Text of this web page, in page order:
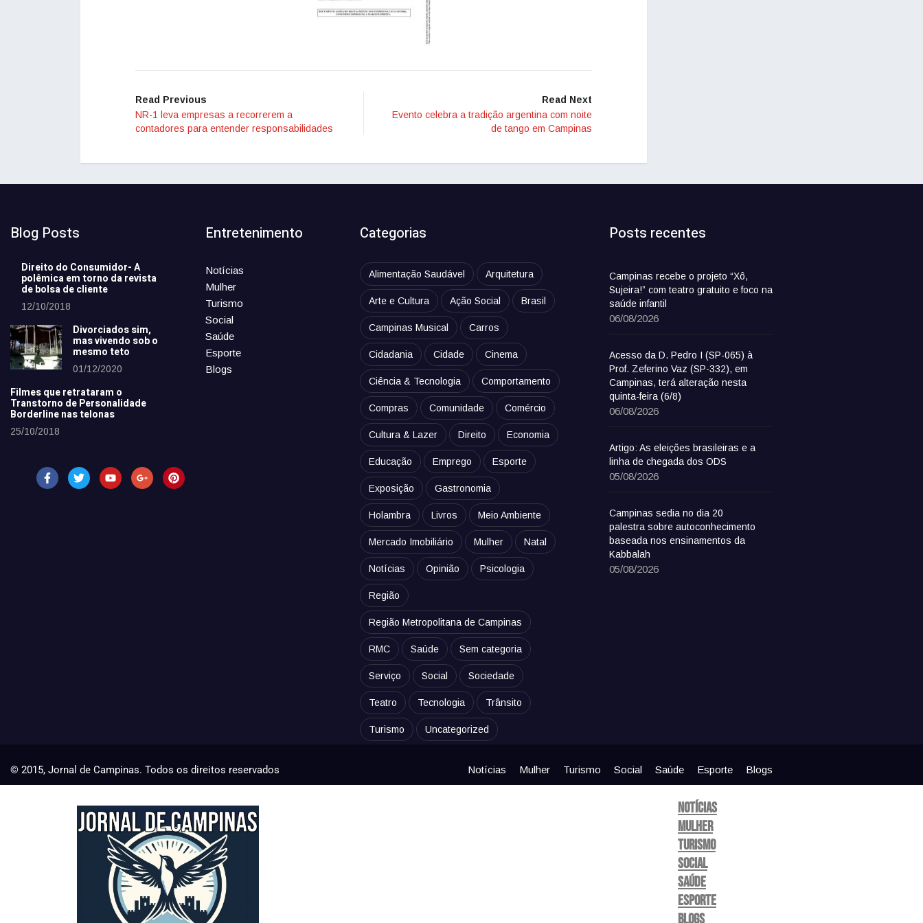
Read Previous
NR-1 leva empresas a recorrerem a
contadores para entender responsabilidades
Read Next
Evento celebra a tradição argentina com noite
de tango em Campinas
Blog Posts
Direito do Consumidor- A
polêmica em torno da revista
de bolsa de cliente
12/10/2018
Divorciados sim,
mas vivendo sob o
mesmo teto
01/12/2020
Filmes que retrataram o
Transtorno de Personalidade
Borderline nas telonas
25/10/2018
Entretenimento
Notícias
Mulher
Turismo
Social
Saúde
Esporte
Blogs
Categorias
Alimentação Saudável Arquitetura
Arte e Cultura Ação Social Brasil
Campinas Musical Carros
Cidadania Cidade Cinema
Ciência & Tecnologia Comportamento
Compras Comunidade Comércio
Cultura & Lazer Direito Economia
Educação Emprego Esporte
Exposição Gastronomia
Holambra Livros Meio Ambiente
Mercado Imobiliário Mulher Natal
Notícias Opinião Psicologia
Região
Região Metropolitana de Campinas
RMC Saúde Sem categoria
Serviço Social Sociedade
Teatro Tecnologia Trânsito
Turismo Uncategorized
Posts recentes
Campinas recebe o projeto “Xô,
Sujeira!” com teatro gratuito e foco na
saúde infantil
06/08/2026
Acesso da D. Pedro I (SP-065) à
Prof. Zeferino Vaz (SP-332), em
Campinas, terá alteração nesta
quinta-feira (6/8)
06/08/2026
Artigo: As eleições brasileiras e a
linha de chegada dos ODS
05/08/2026
Campinas sedia no dia 20
palestra sobre autoconhecimento
baseada nos ensinamentos da
Kabbalah
05/08/2026
© 2015, Jornal de Campinas. Todos os direitos reservados Notícias Mulher Turismo Social Saúde Esporte Blogs
Notícias
Mulher
Turismo
Social
Saúde
Esporte
Blogs